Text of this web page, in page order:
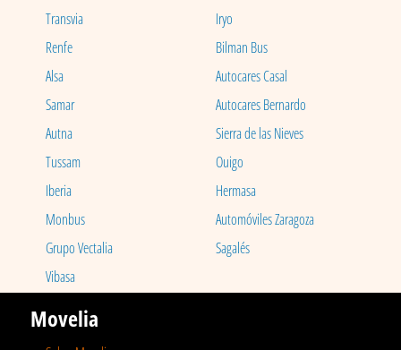
Transvia
Iryo
Renfe
Bilman Bus
Alsa
Autocares Casal
Samar
Autocares Bernardo
Autna
Sierra de las Nieves
Tussam
Ouigo
Iberia
Hermasa
Monbus
Automóviles Zaragoza
Grupo Vectalia
Sagalés
Vibasa
Movelia